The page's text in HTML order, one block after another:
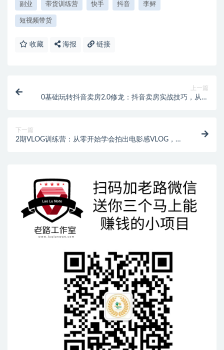
副业 带货训练营 快手 抖音 李鲆
短视频带货
收藏 海报 链接
上一篇
0基础玩转抖音卖房2.0修龙：抖音卖房实战技巧，从零
下一篇
2期VLOG训练营：从零开始学会拍出电影感VLOG，普